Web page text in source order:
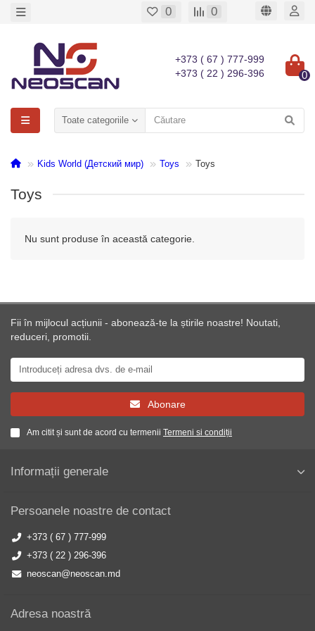
0 0
+373 ( 67 ) 777-999
+373 ( 22 ) 296-396
0
Toate categoriile
Kids World (Детский мир) Toys Toys
Toys
Nu sunt produse în această categorie.
Fii în mijlocul acțiunii - abonează-te la știrile noastre! Noutati,
reduceri, promotii.
Abonare
Am citit și sunt de acord cu termenii Termeni si condiții
Informații generale
Persoanele noastre de contact
+373 ( 67 ) 777-999
+373 ( 22 ) 296-396
neoscan@neoscan.md
Adresa noastră